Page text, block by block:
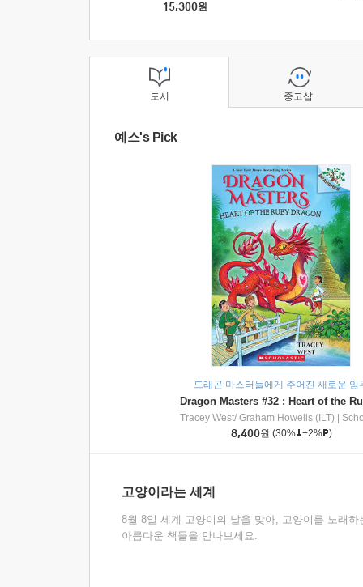
15,300원
도서
예스's Pick
드래곤 마스터들에게 주어진 새로운 임
Tracey West/ Graham Howells (ILT)
8,400원 (30% +2% )
고양이라는 세계
8월 8일 세계 고양이의 날을 맞아, 고양이를 노래하
아름다운 책들을 만나보세요.
중고샵